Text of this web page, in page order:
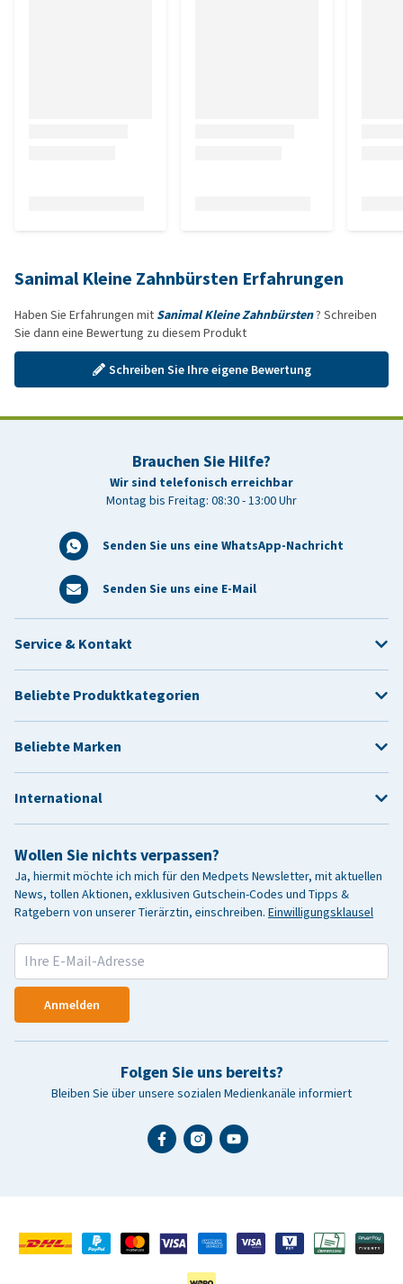
Sanimal Kleine Zahnbürsten Erfahrungen
Haben Sie Erfahrungen mit Sanimal Kleine Zahnbürsten? Schreiben
Sie dann eine Bewertung zu diesem Produkt
Schreiben Sie Ihre eigene Bewertung
Brauchen Sie Hilfe?
Wir sind telefonisch erreichbar
Montag bis Freitag: 08:30 - 13:00 Uhr
Senden Sie uns eine WhatsApp-Nachricht
Senden Sie uns eine E-Mail
Wollen Sie nichts verpassen?
Ja, hiermit möchte ich mich für den Medpets Newsletter, mit aktuellen
News, tollen Aktionen, exklusiven Gutschein-Codes und Tipps &
Ratgebern von unserer Tierärztin, einschreiben. Einwilligungsklausel
Anmelden
Folgen Sie uns bereits?
Bleiben Sie über unsere sozialen Medienkanäle informiert
Service & Kontakt
Beliebte Produktkategorien
Beliebte Marken
International